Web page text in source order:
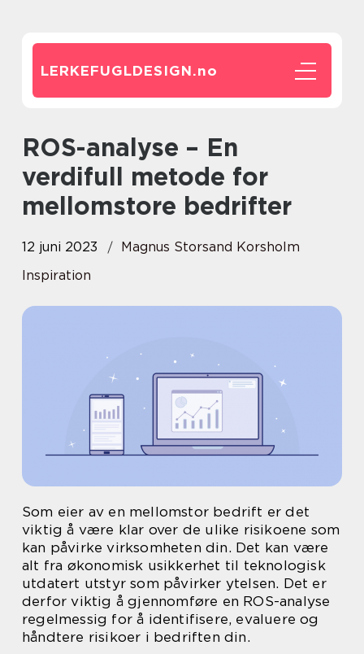
LERKEFUGLDESIGN.no
ROS-analyse – En
verdifull metode for
mellomstore bedrifter
12 juni 2023
Magnus Storsand Korsholm
Inspiration
Som eier av en mellomstor bedrift er det
viktig å være klar over de ulike risikoene som
kan påvirke virksomheten din. Det kan være
alt fra økonomisk usikkerhet til teknologisk
utdatert utstyr som påvirker ytelsen. Det er
derfor viktig å gjennomføre en ROS-analyse
regelmessig for å identifisere, evaluere og
håndtere risikoer i bedriften din.